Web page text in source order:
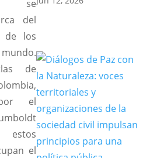
se
del
de los
de
el
el